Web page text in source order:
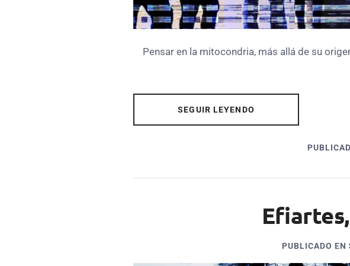
Pensar en la mitocondria, más allá de su
SEGUIR LEYENDO
PUBLICADO EN